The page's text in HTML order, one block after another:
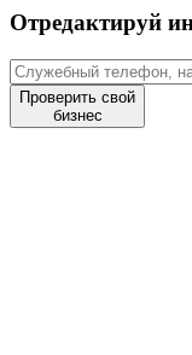
Отредактируй
Проверить свой
бизнес